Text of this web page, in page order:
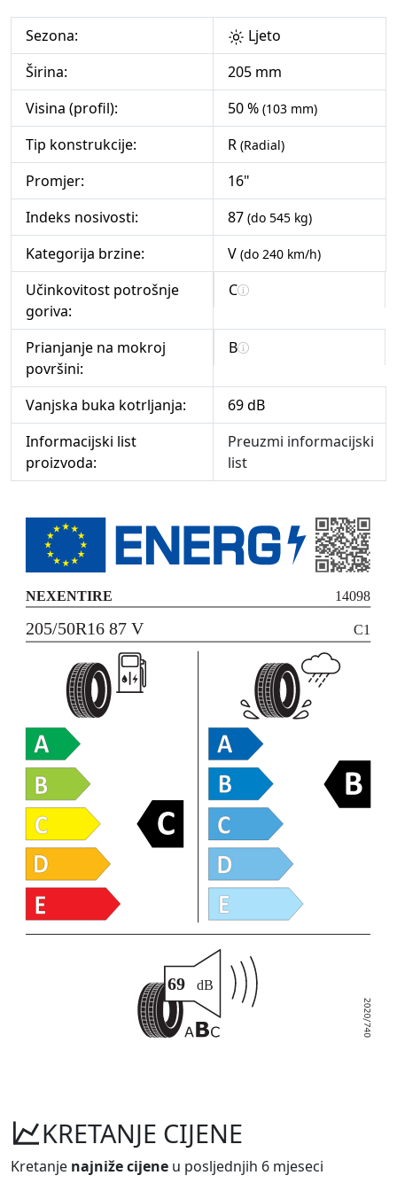
Sezona:
Ljeto
Širina:
205 mm
Visina (profil):
50 % (103 mm)
Tip konstrukcije: R (Radial)
Promjer:
16"
Indeks nosivosti:
87 (do 545 kg)
Kategorija brzine: V (do 240 km/h)
Učinkovitost potrošnje
goriva:
C
Prianjanje na mokroj
površini:
B
Vanjska buka kotrljanja:
69 dB
Informacijski list
proizvoda:
Preuzmi informacijski
list
KRETANJE CIJENE
Kretanje najniže cijene u posljednjih 6 mjeseci